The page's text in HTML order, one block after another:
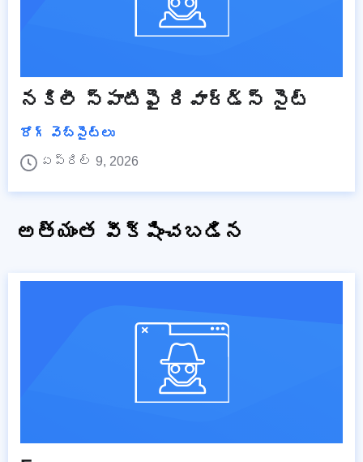
నకిలీ స్పాటిఫై రివార్డ్స్ సైట్
రోగ్ వెబ్‌సైట్‌లు
ఏప్రిల్ 9, 2026
అత్యంత వీక్షించబడిన